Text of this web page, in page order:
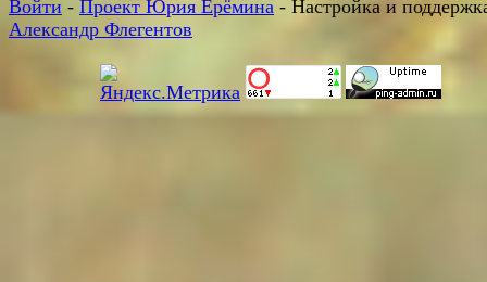
Войти - Проект Юрия Ерёмина - Настройка и
Александр Флегентов